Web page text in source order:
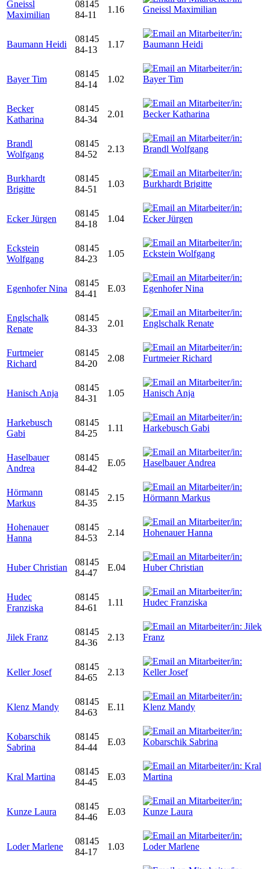
Gneissl
Maximilian
08145
84-11
1.16
Baumann Heidi
08145
84-13
1.17
Bayer Tim
08145
84-14
1.02
Becker
Katharina
08145
84-34
2.01
Brandl
Wolfgang
08145
84-52
2.13
Burkhardt
Brigitte
08145
84-51
1.03
Ecker Jürgen
08145
84-18
1.04
Eckstein
Wolfgang
08145
84-23
1.05
Egenhofer Nina
08145
84-41
E.03
Englschalk
Renate
08145
84-33
2.01
Furtmeier
Richard
08145
84-20
2.08
Hanisch Anja
08145
84-31
1.05
Harkebusch
Gabi
08145
84-25
1.11
Haselbauer
Andrea
08145
84-42
E.05
Hörmann
Markus
08145
84-35
2.15
Hohenauer
Hanna
08145
84-53
2.14
Huber Christian
08145
84-47
E.04
Hudec
Franziska
08145
84-61
1.11
Jilek Franz
08145
84-36
2.13
Keller Josef
08145
84-65
2.13
Klenz Mandy
08145
84-63
E.11
Kobarschik
Sabrina
08145
84-44
E.03
Kral Martina
08145
84-45
E.03
Kunze Laura
08145
84-46
E.03
Loder Marlene
08145
84-17
1.03